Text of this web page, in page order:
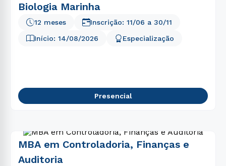
Biologia Marinha
Início: 14/08/2026 Especialização
12 meses Inscrição: 11/06 a 30/11
Presencial
MBA em Controladoria, Finanças e
Auditoria